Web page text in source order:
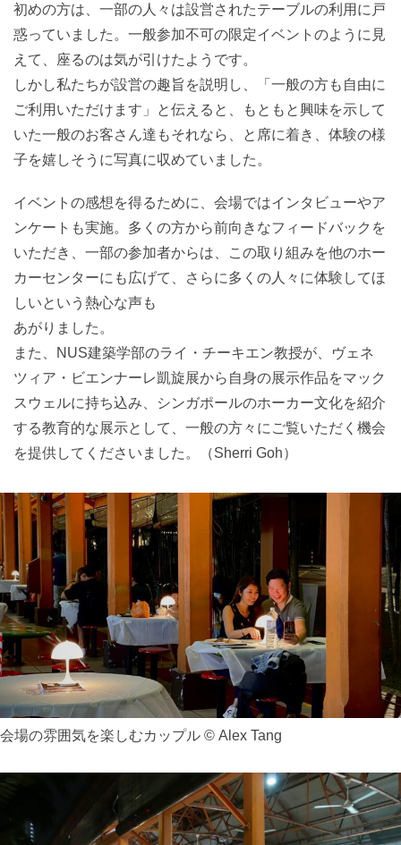
初めの方は、一部の人々は設営されたテーブルの利用に戸
惑っていました。一般参加不可の限定イベントのように見
えて、座るのは気が引けたようです。
しかし私たちが設営の趣旨を説明し、「一般の方も自由に
ご利用いただけます」と伝えると、もともと興味を示して
いた一般のお客さん達もそれなら、と席に着き、体験の様
子を嬉しそうに写真に収めていました。
イベントの感想を得るために、会場ではインタビューやア
ンケートも実施。多くの方から前向きなフィードバックを
いただき、一部の参加者からは、この取り組みを他のホー
カーセンターにも広げて、さらに多くの人々に体験してほ
しいという熱心な声も
あがりました。
また、NUS建築学部のライ・チーキエン教授が、ヴェネ
ツィア・ビエンナーレ凱旋展から自身の展示作品をマック
スウェルに持ち込み、シンガポールのホーカー文化を紹介
する教育的な展示として、一般の方々にご覧いただく機会
を提供してくださいました。（Sherri Goh）
会場の雰囲気を楽しむカップル © Alex Tang